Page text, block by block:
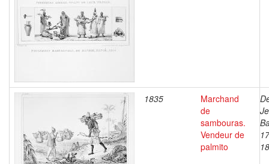
1835
Marchand
de
sambouras.
Vendeur de
palmito